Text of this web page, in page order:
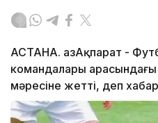
АСТАНА. ҚазАқпарат -
командалары арасындағы
мәресіне жетті, деп